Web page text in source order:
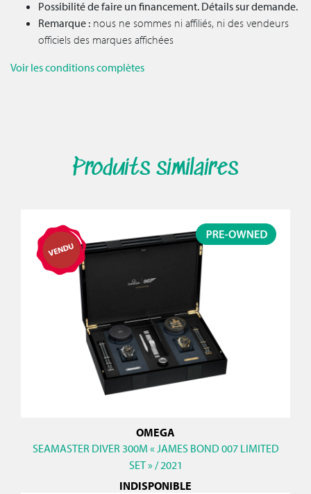
Possibilité de faire un financement. Détails sur demande.
Remarque : nous ne sommes ni affiliés, ni des vendeurs
officiels des marques affichées
Voir les conditions complètes
Produits similaires
OMEGA
SEAMASTER DIVER 300M « JAMES BOND 007 LIMITED
SET » / 2021
INDISPONIBLE